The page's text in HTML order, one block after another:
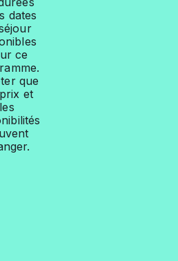
dates
ce
que
et
les